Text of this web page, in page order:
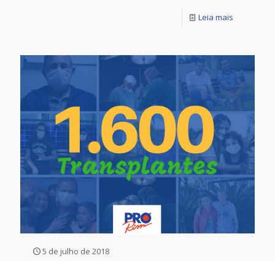
Leia mais
5 de julho de 2018